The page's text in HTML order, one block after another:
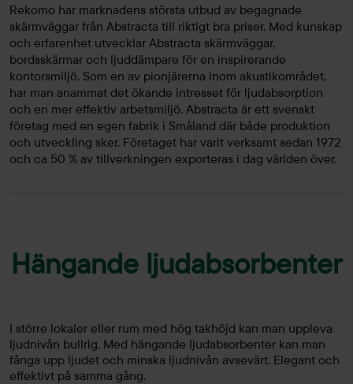
Rekomo har marknadens största utbud av begagnade
skärmväggar från Abstracta till riktigt bra priser. Med kunskap
och erfarenhet utvecklar Abstracta skärmväggar,
bordsskärmar och ljuddämpare för en inspirerande
kontorsmiljö. Som en av pionjärerna inom akustikområdet,
har man anammat det ökande intresset för ljudabsorption
och en mer effektiv arbetsmiljö. Abstracta är ett svenskt
företag med en egen fabrik i Småland där både produktion
och utveckling sker. Företaget har varit verksamt sedan 1972
och ca 50 % av tillverkningen exporteras i dag världen över.
Hängande ljudabsorbenter
I större lokaler eller rum med hög takhöjd kan man uppleva
ljudnivån bullrig. Med hängande ljudabsorbenter kan man
fånga upp ljudet och minska ljudnivån avsevärt. Elegant och
effektivt på samma gång.